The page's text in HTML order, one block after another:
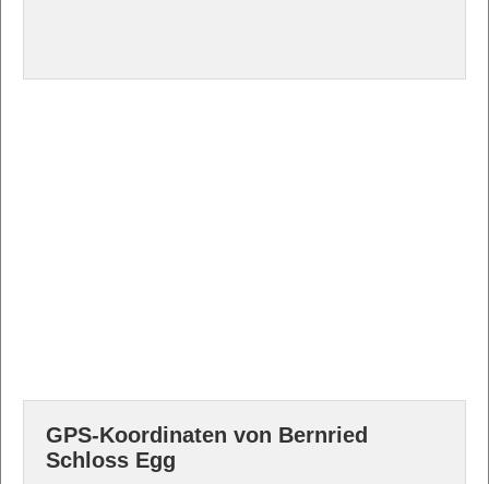
GPS-Koordinaten von Bernried
Schloss Egg